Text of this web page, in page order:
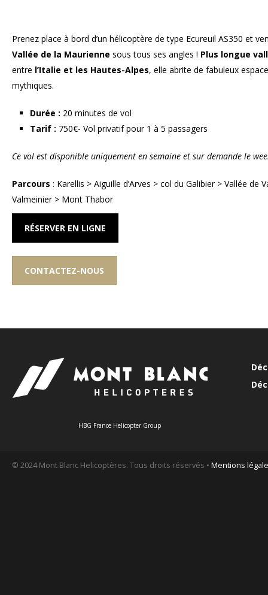
Prenez place à bord d’un hélicoptère de type Ecureuil AS350 et
Vallée de la Maurienne sous tous ses angles ! Plus longue
entre l’Italie et les Hautes-Alpes, elle abrite de fabuleux
mythiques.
Durée : 20 minutes de vol
Tarif : 750€- Vol privatif pour 1 à 5 passagers
Ce vol est disponible uniquement en semaine et sur demande le
Parcours : Karellis > Aiguille d’Arves > col du Galibier > Vallée de
Valmeinier > Mont Thabor
RÉSERVER EN LIGNE
CONTACTEZ-NOUS
HBG France Helicopter Group
© 2024 Mont Blanc Helicoptères. Tous droits réservés • Mentions